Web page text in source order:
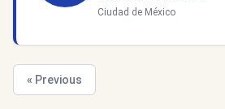
Ciudad de México
« Previous